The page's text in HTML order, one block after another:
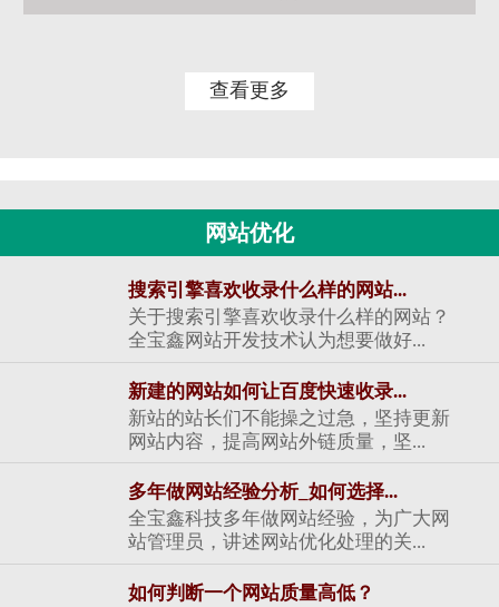
查看更多
网站优化
搜索引擎喜欢收录什么样的网站...
关于搜索引擎喜欢收录什么样的网站？
全宝鑫网站开发技术认为想要做好...
新建的网站如何让百度快速收录...
新站的站长们不能操之过急，坚持更新
网站内容，提高网站外链质量，坚...
多年做网站经验分析_如何选择...
全宝鑫科技多年做网站经验，为广大网
站管理员，讲述网站优化处理的关...
如何判断一个网站质量高低？